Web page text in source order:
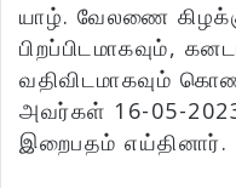
யாழ். வேலணை
பிறப்பிடமாகவும்,
வதிவிடமாகவும்
அவர்கள் 16-05-
இறைபதம் எய்தினார்.